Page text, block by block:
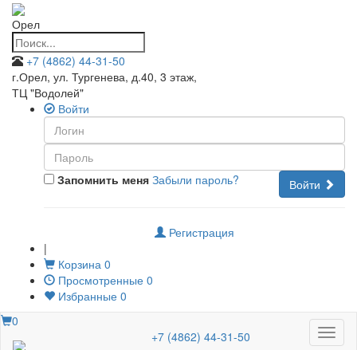
Орел
+7 (4862) 44-31-50
г.Орел, ул. Тургенева, д.40, 3 этаж,
ТЦ "Водолей"
Войти
Запомнить меня Войти
Забыли пароль?
Регистрация
|
Корзина 0
Просмотренные 0
Избранные 0
Меню
0
+7 (4862) 44-31-50